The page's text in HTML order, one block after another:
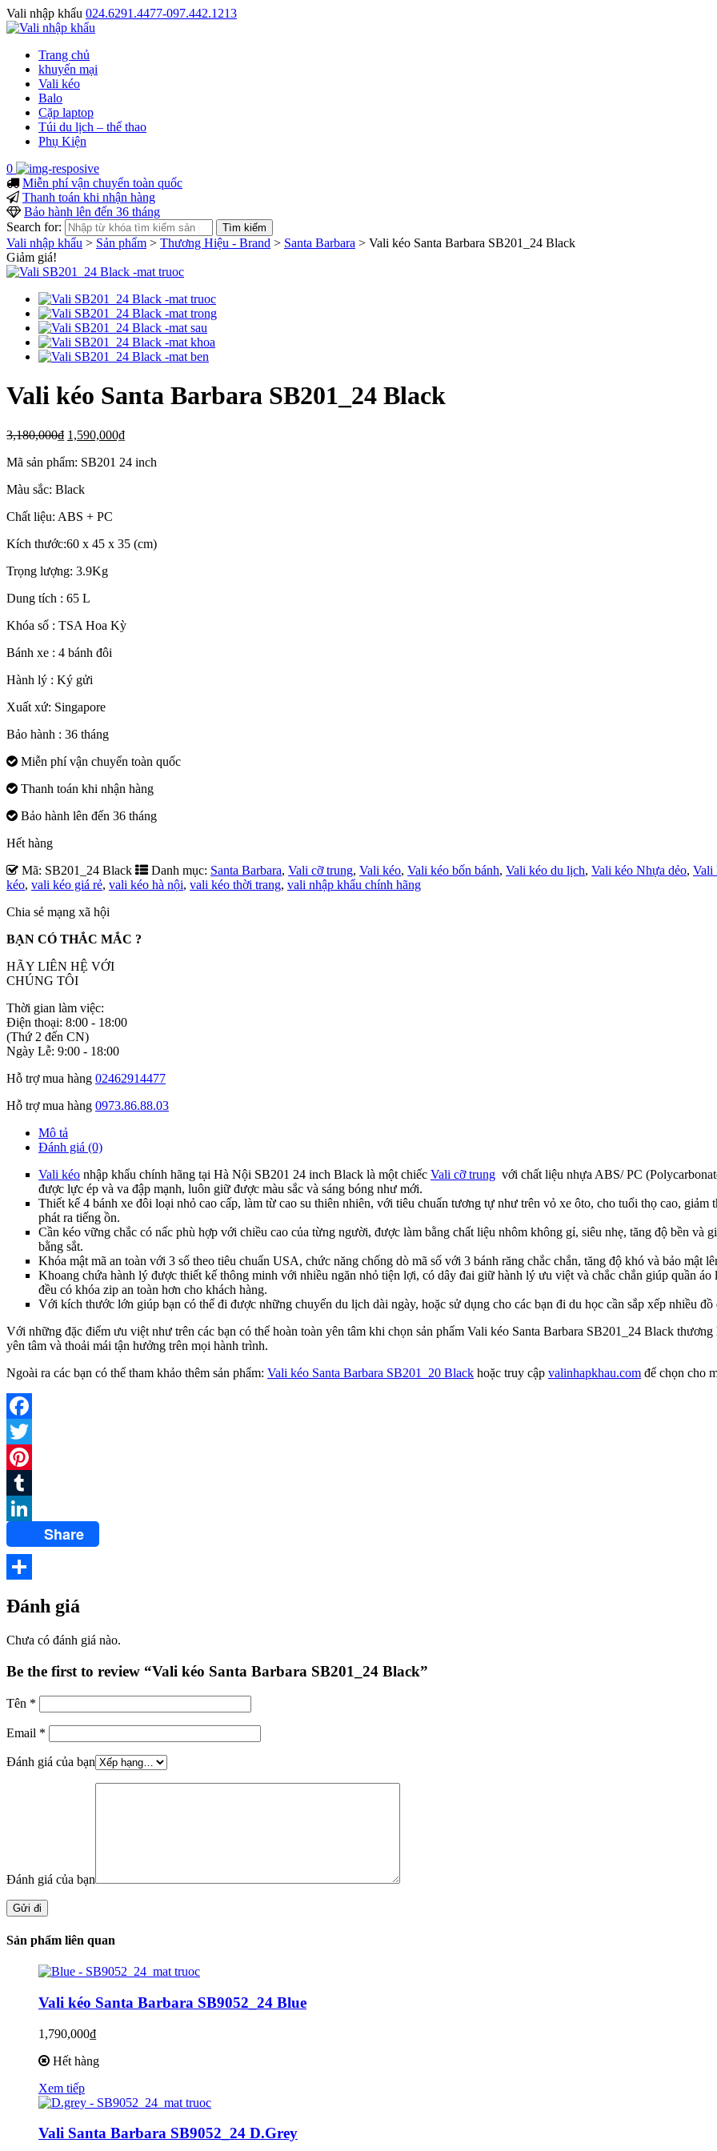
Vali nhập khẩu 024.6291.4477-097.442.1213
Trang chủ
khuyến mại
Vali kéo
Balo
Cặp laptop
Túi du lịch – thể thao
Phụ Kiện
0
Miễn phí vận chuyển toàn quốc
Thanh toán khi nhận hàng
Bảo hành lên đến 36 tháng
Search for:
Vali nhập khẩu > Sản phẩm > Thương Hiệu - Brand > Santa Barbara > Vali kéo Santa Barbara SB201_24 Black
Giảm giá!
Vali kéo Santa Barbara SB201_24 Black
3,180,000₫ 1,590,000₫
Mã sản phẩm: SB201 24 inch
Màu sắc: Black
Chất liệu: ABS + PC
Kích thước:60 x 45 x 35 (cm)
Trọng lượng: 3.9Kg
Dung tích : 65 L
Khóa số : TSA Hoa Kỳ
Bánh xe : 4 bánh đôi
Hành lý : Ký gửi
Xuất xứ: Singapore
Bảo hành : 36 tháng
Miễn phí vận chuyển toàn quốc
Thanh toán khi nhận hàng
Bảo hành lên đến 36 tháng
Hết hàng
Mã: SB201_24 Black Danh mục: Santa Barbara, Vali cỡ trung, Vali kéo, Vali kéo bốn bánh, Vali kéo du lịch, Vali kéo Nhựa dẻo, Vali
kéo, vali kéo giá rẻ, vali kéo hà nội, vali kéo thời trang, vali nhập khẩu chính hãng
Chia sẻ mạng xã hội
BẠN CÓ THẮC MẮC ?
HÃY LIÊN HỆ VỚI
CHÚNG TÔI
Thời gian làm việc:
Điện thoại: 8:00 - 18:00
(Thứ 2 đến CN)
Ngày Lễ: 9:00 - 18:00
Hỗ trợ mua hàng 02462914477
Hỗ trợ mua hàng 0973.86.88.03
Mô tả
Đánh giá (0)
Vali kéo nhập khẩu chính hãng tại Hà Nội SB201 24 inch Black là một chiếc Vali cỡ trung với chất liệu nhựa ABS/ PC
được lực ép và va đập mạnh, luôn giữ được màu sắc và sáng bóng như mới.
Thiết kế 4 bánh xe đôi loại nhỏ cao cấp, làm từ cao su thiên nhiên, với tiêu chuẩn tương tự như trên vỏ xe ôto, cho tuổi thọ cao,
phát ra tiếng ồn.
Cần kéo vững chắc có nấc phù hợp với chiều cao của từng người, được làm bằng chất liệu nhôm không gỉ, siêu nhẹ, tăng độ bền và
bằng sắt.
Khóa mật mã an toàn với 3 số theo tiêu chuẩn USA, chức năng chống dò mã số với 3 bánh răng chắc chắn, tăng độ khó và bảo mật
Khoang chứa hành lý được thiết kế thông minh với nhiều ngăn nhỏ tiện lợi, có dây đai giữ hành lý ưu việt và chắc chắn giúp quần
đều có khóa zip an toàn hơn cho khách hàng.
Với kích thước lớn giúp bạn có thể đi được những chuyến du lịch dài ngày, hoặc sử dụng cho các bạn đi du học cần sắp xếp nhiều
Với những đặc điểm ưu việt như trên các bạn có thể hoàn toàn yên tâm khi chọn sản phẩm Vali kéo Santa Barbara SB201_24 Black
yên tâm và thoải mái tận hưởng trên mọi hành trình.
Ngoài ra các bạn có thể tham khảo thêm sản phẩm: Vali kéo Santa Barbara SB201_20 Black hoặc truy cập valinhapkhau.com để chọn cho
Facebook
Twitter
Pinterest
Tumblr
LinkedInShare
Đánh giá
Chưa có đánh giá nào.
Be the first to review “Vali kéo Santa Barbara SB201_24 Black”
Tên *
Email *
Đánh giá của bạn
Đánh giá của bạn
Sản phẩm liên quan
Vali kéo Santa Barbara SB9052_24 Blue
1,790,000₫
Hết hàng
Xem tiếp
Vali Santa Barbara SB9052_24 D.Grey